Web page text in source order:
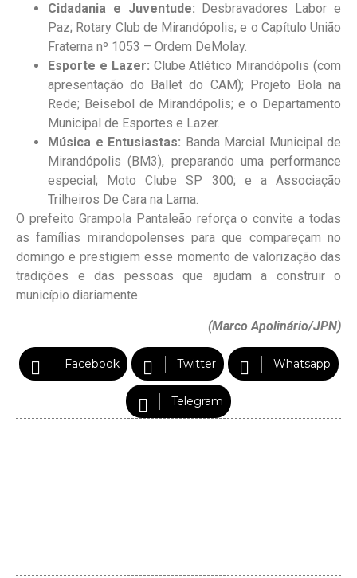
Cidadania e Juventude: Desbravadores Labor e
Paz; Rotary Club de Mirandópolis; e o Capítulo União
Fraterna nº 1053 – Ordem DeMolay.
Esporte e Lazer: Clube Atlético Mirandópolis (com
apresentação do Ballet do CAM); Projeto Bola na
Rede; Beisebol de Mirandópolis; e o Departamento
Municipal de Esportes e Lazer.
Música e Entusiastas: Banda Marcial Municipal de
Mirandópolis (BM3), preparando uma performance
especial; Moto Clube SP 300; e a Associação
Trilheiros De Cara na Lama.
O prefeito Grampola Pantaleão reforça o convite a todas
as famílias mirandopolenses para que compareçam no
domingo e prestigiem esse momento de valorização das
tradições e das pessoas que ajudam a construir o
município diariamente.
(Marco Apolinário/JPN)
Facebook Twitter Whatsapp
Telegram